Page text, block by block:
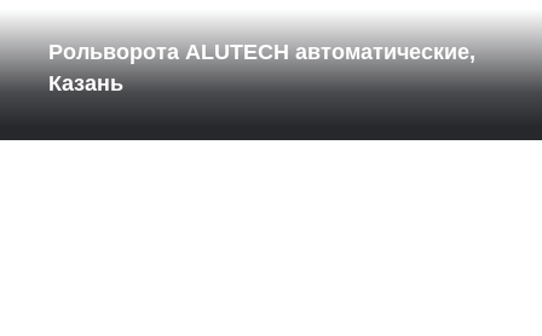
Рольворота ALUTECH автоматические,
Казань